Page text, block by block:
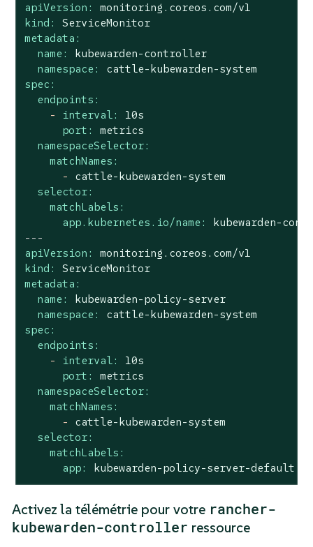
apiVersion:
monitoring.coreos.com/v1
kind:
ServiceMonitor
metadata:
name:
kubewarden-controller
namespace:
cattle-kubewarden-system
spec:
endpoints:
-
interval:
10s
port:
metrics
namespaceSelector:
matchNames:
-
cattle-kubewarden-system
selector:
matchLabels:
app.kubernetes.io/name:
kubewarden-
---
apiVersion:
monitoring.coreos.com/v1
kind:
ServiceMonitor
metadata:
name:
kubewarden-policy-server
namespace:
cattle-kubewarden-system
spec:
endpoints:
-
interval:
10s
port:
metrics
namespaceSelector:
matchNames:
-
cattle-kubewarden-system
selector:
matchLabels:
app:
kubewarden-policy-server-default
Activez la télémétrie pour votre rancher-
kubewarden-controller ressource